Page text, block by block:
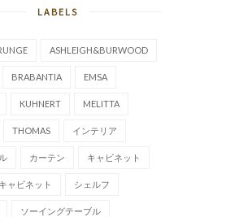
LABELS
ASHLEIGH&BURWOOD
BRABANTIA EMSA
KUHNERT MELITTA
THOMAS インテリア
カーテン キャビネット
ャビネット シェルフ
ソーイングテーブル